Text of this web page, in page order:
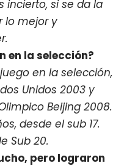
incierto, si se da la
lo mejor y
en la selección?
en la selección,
Unidos 2003 y
Beijing 2008.
desde el sub 17.
Sub 20.
pero lograron